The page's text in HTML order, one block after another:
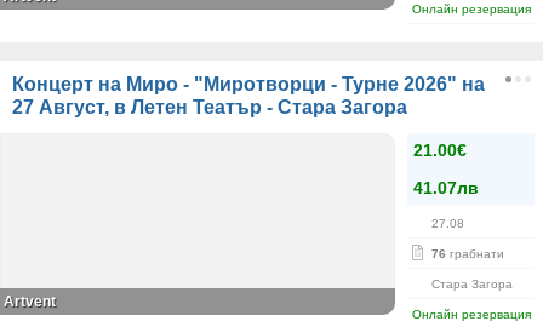
Онлайн резервация
Концерт на Миро - "Миротворци - Турне 2026" на
27 Август, в Летен Театър - Стара Загора
21.00€
41.07лв
27.08
76 грабнати
Стара Загора
Онлайн резервация
Artvent